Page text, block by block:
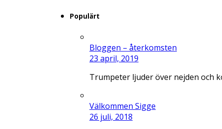
Populärt
Bloggen – återkomsten
23 april, 2019
Trumpeter ljuder över nejden och
Välkommen Sigge
26 juli, 2018